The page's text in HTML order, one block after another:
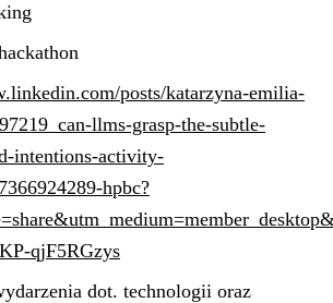
posts/katarzyna-emilia-
llms-grasp-the-subtle-
intentions-activity-
hpbc?
qjF5RGzys
dot. technologii oraz